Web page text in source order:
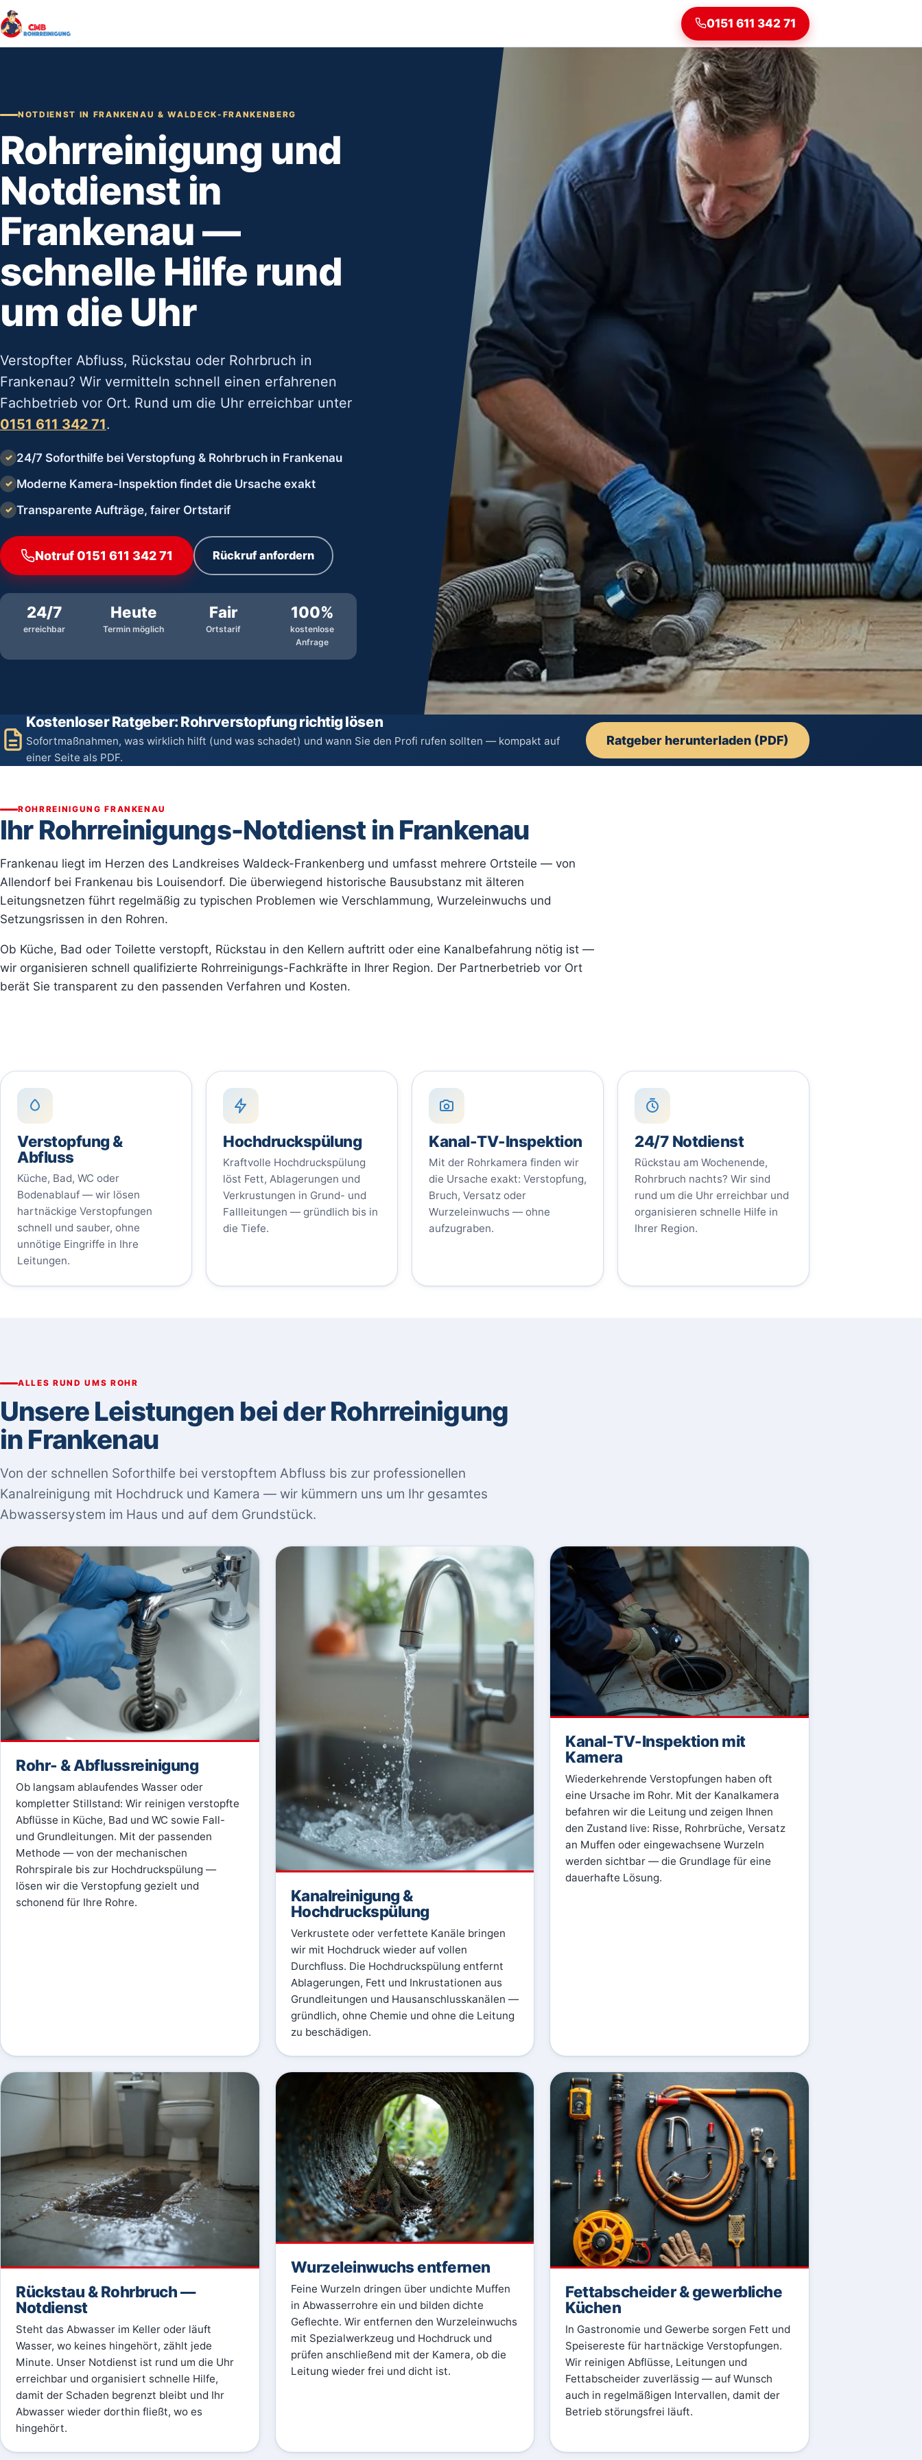
0151 611 342 71
NOTDIENST IN FRANKENAU & WALDECK-FRANKENBERG
Rohrreinigung und
Notdienst in
Frankenau —
schnelle Hilfe rund
um die Uhr
Verstopfter Abfluss, Rückstau oder Rohrbruch in
Frankenau? Wir vermitteln schnell einen erfahrenen
Fachbetrieb vor Ort. Rund um die Uhr erreichbar unter
0151 611 342 71.
✓ 24/7 Soforthilfe bei Verstopfung & Rohrbruch in Frankenau
✓ Moderne Kamera-Inspektion findet die Ursache exakt
✓ Transparente Aufträge, fairer Ortstarif
Notruf 0151 611 342 71 Rückruf anfordern
24/7
erreichbar
Heute
Termin möglich
Fair
Ortstarif
100%
kostenlose
Anfrage
Kostenloser Ratgeber: Rohrverstopfung richtig lösen
Sofortmaßnahmen, was wirklich hilft (und was schadet) und wann Sie den Profi rufen sollten — kompakt auf
einer Seite als PDF.
Ratgeber herunterladen (PDF)
ROHRREINIGUNG FRANKENAU
Ihr Rohrreinigungs-Notdienst in Frankenau
Frankenau liegt im Herzen des Landkreises Waldeck-Frankenberg und umfasst mehrere Ortsteile — von
Allendorf bei Frankenau bis Louisendorf. Die überwiegend historische Bausubstanz mit älteren
Leitungsnetzen führt regelmäßig zu typischen Problemen wie Verschlammung, Wurzeleinwuchs und
Setzungsrissen in den Rohren.
Ob Küche, Bad oder Toilette verstopft, Rückstau in den Kellern auftritt oder eine Kanalbefahrung nötig ist —
wir organisieren schnell qualifizierte Rohrreinigungs-Fachkräfte in Ihrer Region. Der Partnerbetrieb vor Ort
berät Sie transparent zu den passenden Verfahren und Kosten.
Verstopfung &
Abfluss
Küche, Bad, WC oder
Bodenablauf — wir lösen
hartnäckige Verstopfungen
schnell und sauber, ohne
unnötige Eingriffe in Ihre
Leitungen.
Hochdruckspülung
Kraftvolle Hochdruckspülung
löst Fett, Ablagerungen und
Verkrustungen in Grund- und
Fallleitungen — gründlich bis in
die Tiefe.
Kanal-TV-Inspektion
Mit der Rohrkamera finden wir
die Ursache exakt: Verstopfung,
Bruch, Versatz oder
Wurzeleinwuchs — ohne
aufzugraben.
24/7 Notdienst
Rückstau am Wochenende,
Rohrbruch nachts? Wir sind
rund um die Uhr erreichbar und
organisieren schnelle Hilfe in
Ihrer Region.
ALLES RUND UMS ROHR
Unsere Leistungen bei der Rohrreinigung
in Frankenau
Von der schnellen Soforthilfe bei verstopftem Abfluss bis zur professionellen
Kanalreinigung mit Hochdruck und Kamera — wir kümmern uns um Ihr gesamtes
Abwassersystem im Haus und auf dem Grundstück.
Rohr- & Abflussreinigung
Ob langsam ablaufendes Wasser oder
kompletter Stillstand: Wir reinigen verstopfte
Abflüsse in Küche, Bad und WC sowie Fall-
und Grundleitungen. Mit der passenden
Methode — von der mechanischen
Rohrspirale bis zur Hochdruckspülung —
lösen wir die Verstopfung gezielt und
schonend für Ihre Rohre.
Kanalreinigung &
Hochdruckspülung
Verkrustete oder verfettete Kanäle bringen
wir mit Hochdruck wieder auf vollen
Durchfluss. Die Hochdruckspülung entfernt
Ablagerungen, Fett und Inkrustationen aus
Grundleitungen und Hausanschlusskanälen —
gründlich, ohne Chemie und ohne die Leitung
zu beschädigen.
Kanal-TV-Inspektion mit
Kamera
Wiederkehrende Verstopfungen haben oft
eine Ursache im Rohr. Mit der Kanalkamera
befahren wir die Leitung und zeigen Ihnen
den Zustand live: Risse, Rohrbrüche, Versatz
an Muffen oder eingewachsene Wurzeln
werden sichtbar — die Grundlage für eine
dauerhafte Lösung.
Rückstau & Rohrbruch —
Notdienst
Steht das Abwasser im Keller oder läuft
Wasser, wo keines hingehört, zählt jede
Minute. Unser Notdienst ist rund um die Uhr
erreichbar und organisiert schnelle Hilfe,
damit der Schaden begrenzt bleibt und Ihr
Abwasser wieder dorthin fließt, wo es
hingehört.
Wurzeleinwuchs entfernen
Feine Wurzeln dringen über undichte Muffen
in Abwasserrohre ein und bilden dichte
Geflechte. Wir entfernen den Wurzeleinwuchs
mit Spezialwerkzeug und Hochdruck und
prüfen anschließend mit der Kamera, ob die
Leitung wieder frei und dicht ist.
Fettabscheider & gewerbliche
Küchen
In Gastronomie und Gewerbe sorgen Fett und
Speisereste für hartnäckige Verstopfungen.
Wir reinigen Abflüsse, Leitungen und
Fettabscheider zuverlässig — auf Wunsch
auch in regelmäßigen Intervallen, damit der
Betrieb störungsfrei läuft.